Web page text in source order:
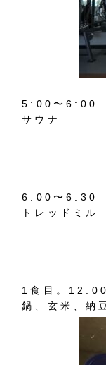
5:00 〜6:00
サウナ
6:00 〜6:30
トレッドミル
1食目。 12:00
鍋、玄米、納